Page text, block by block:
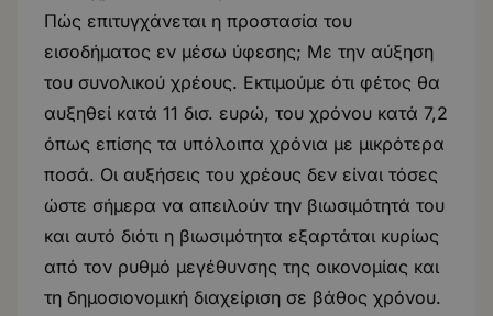
Πώς επιτυγχάνεται η προστασία του
εισοδήματος εν μέσω ύφεσης; Με την αύξηση
του συνολικού χρέους. Εκτιμούμε ότι φέτος θα
αυξηθεί κατά 11 δισ. ευρώ, του χρόνου κατά 7,2
όπως επίσης τα υπόλοιπα χρόνια με μικρότερα
ποσά. Οι αυξήσεις του χρέους δεν είναι τόσες
ώστε σήμερα να απειλούν την βιωσιμότητά του
και αυτό διότι η βιωσιμότητα εξαρτάται κυρίως
από τον ρυθμό μεγέθυνσης της οικονομίας και
τη δημοσιονομική διαχείριση σε βάθος χρόνου.